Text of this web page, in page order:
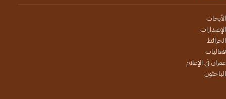
الأبحاث
الإصدارات
الخرائط
فعاليات
عمران في الإعلام
الباحثون